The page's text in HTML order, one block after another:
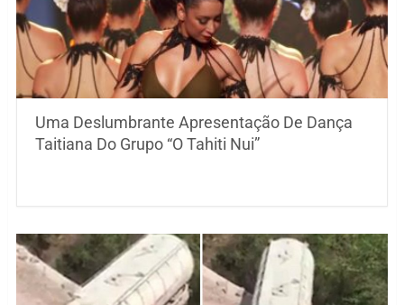
Uma Deslumbrante Apresentação De Dança
Taitiana Do Grupo “O Tahiti Nui”